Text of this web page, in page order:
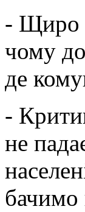
- Щиро
чому
де
-
не
бачимо